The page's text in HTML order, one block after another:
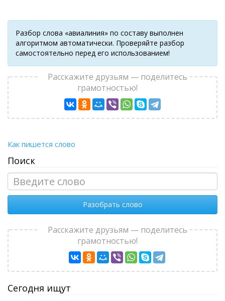
Разбор слова «авиалиния» по составу выполнен
алгоритмом автоматически. Проверяйте разбор
самостоятельно перед его использованием!
Расскажите друзьям — поделитесь
грамотностью!
Как пишется слово
Поиск
Разобрать слово
Расскажите друзьям — поделитесь
грамотностью!
Сегодня ищут